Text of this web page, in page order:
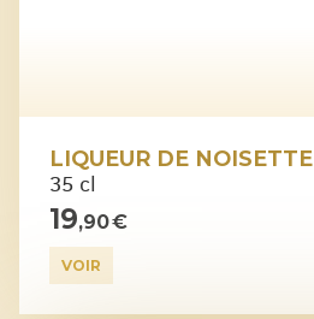
LIQUEUR DE NOISETTE
35 cl
19,90 €
VOIR